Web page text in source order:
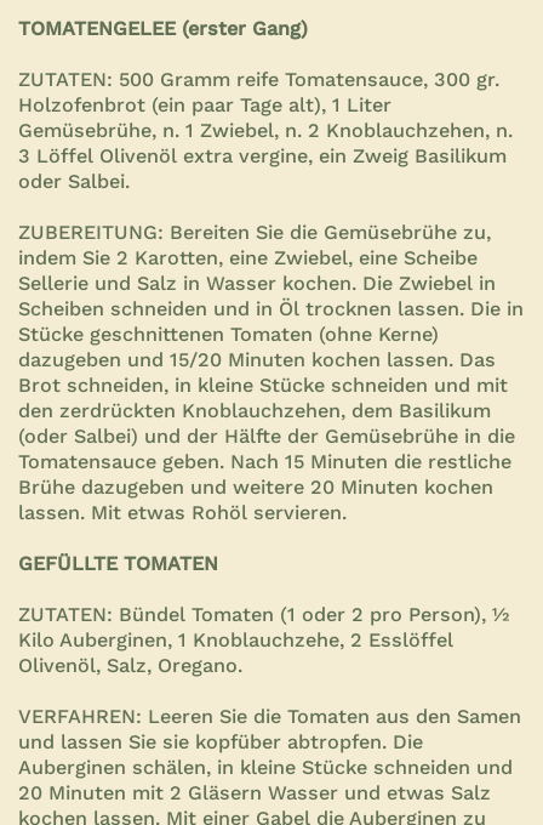
TOMATENGELEE (erster Gang)
ZUTATEN: 500 Gramm reife Tomatensauce, 300 gr.
Holzofenbrot (ein paar Tage alt), 1 Liter
Gemüsebrühe, n. 1 Zwiebel, n. 2 Knoblauchzehen, n.
3 Löffel Olivenöl extra vergine, ein Zweig Basilikum
oder Salbei.
ZUBEREITUNG: Bereiten Sie die Gemüsebrühe zu,
indem Sie 2 Karotten, eine Zwiebel, eine Scheibe
Sellerie und Salz in Wasser kochen. Die Zwiebel in
Scheiben schneiden und in Öl trocknen lassen. Die in
Stücke geschnittenen Tomaten (ohne Kerne)
dazugeben und 15/20 Minuten kochen lassen. Das
Brot schneiden, in kleine Stücke schneiden und mit
den zerdrückten Knoblauchzehen, dem Basilikum
(oder Salbei) und der Hälfte der Gemüsebrühe in die
Tomatensauce geben. Nach 15 Minuten die restliche
Brühe dazugeben und weitere 20 Minuten kochen
lassen. Mit etwas Rohöl servieren.
GEFÜLLTE TOMATEN
ZUTATEN: Bündel Tomaten (1 oder 2 pro Person), ½
Kilo Auberginen, 1 Knoblauchzehe, 2 Esslöffel
Olivenöl, Salz, Oregano.
VERFAHREN: Leeren Sie die Tomaten aus den Samen
und lassen Sie sie kopfüber abtropfen. Die
Auberginen schälen, in kleine Stücke schneiden und
20 Minuten mit 2 Gläsern Wasser und etwas Salz
kochen lassen. Mit einer Gabel die Auberginen zu